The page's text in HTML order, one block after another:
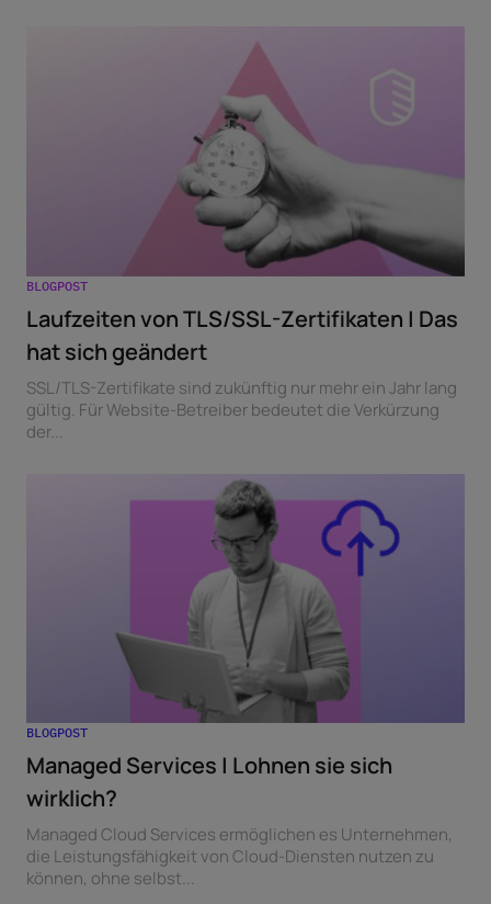
BLOGPOST
Laufzeiten von TLS/SSL-Zertifikaten | Das
hat sich geändert
SSL/TLS-Zertifikate sind zukünftig nur mehr ein Jahr lang
gültig. Für Website-Betreiber bedeutet die Verkürzung
der...
BLOGPOST
Managed Services | Lohnen sie sich
wirklich?
Managed Cloud Services ermöglichen es Unternehmen,
die Leistungsfähigkeit von Cloud-Diensten nutzen zu
können, ohne selbst...